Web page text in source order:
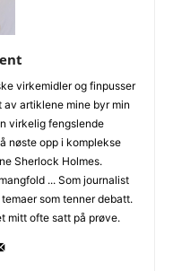
virkemidler og finpusser
artiklene mine byr min
virkelig fengslende
nøste opp i komplekse
Sherlock Holmes.
... Som journalist
som tenner debatt.
mitt ofte satt på prøve.